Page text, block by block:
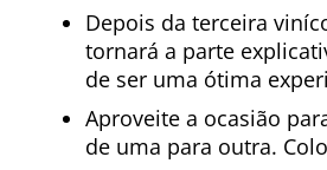
Depois da terceira
tornará a parte
de ser uma ótima
Aproveite a ocasião
de uma para outra.